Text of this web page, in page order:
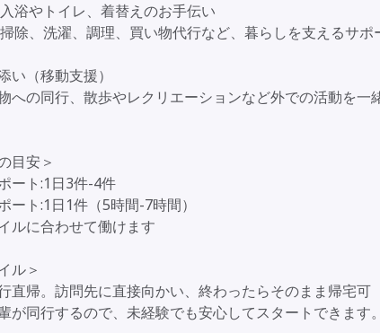
入浴やトイレ、着替えのお手伝い
掃除、洗濯、調理、買い物代行など、暮らしを支えるサポ
い（移動支援）
への同行、散歩やレクリエーションなど外での活動を一
目安＞
ート:1日3件-4件
ート:1日1件（5時間-7時間）
ルに合わせて働けます
ル＞
直帰。訪問先に直接向かい、終わったらそのまま帰宅可
が同行するので、未経験でも安心してスタートできます